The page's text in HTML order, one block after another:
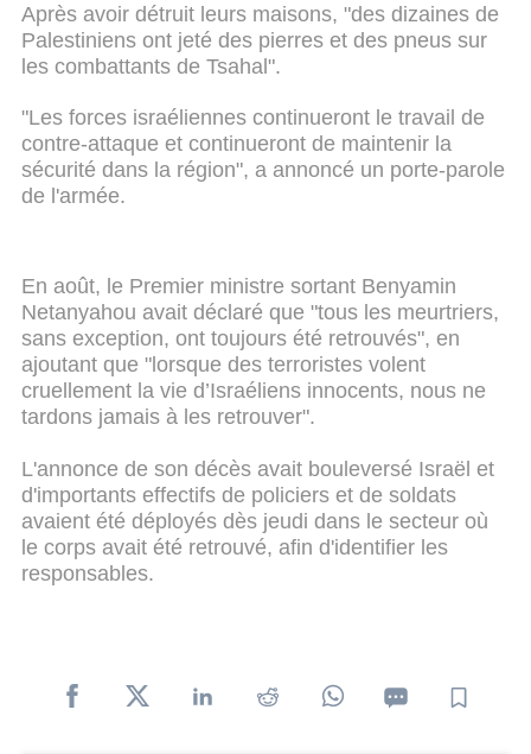
Après avoir détruit leurs maisons, "des dizaines de
Palestiniens ont jeté des pierres et des pneus sur
les combattants de Tsahal".
"Les forces israéliennes continueront le travail de
contre-attaque et continueront de maintenir la
sécurité dans la région", a annoncé un porte-parole
de l'armée.
En août, le Premier ministre sortant Benyamin
Netanyahou avait déclaré que "tous les meurtriers,
sans exception, ont toujours été retrouvés", en
ajoutant que "lorsque des terroristes volent
cruellement la vie d’Israéliens innocents, nous ne
tardons jamais à les retrouver".
L'annonce de son décès avait bouleversé Israël et
d'importants effectifs de policiers et de soldats
avaient été déployés dès jeudi dans le secteur où
le corps avait été retrouvé, afin d'identifier les
responsables.